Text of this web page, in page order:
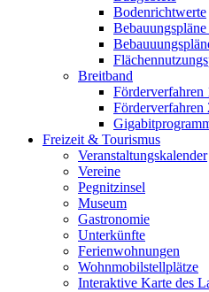
Bodenrichtwerte
Breitband
Förderverfahren
Förderverfahren
Freizeit & Tourismus
Veranstaltungskalender
Vereine
Pegnitzinsel
Museum
Gastronomie
Unterkünfte
Ferienwohnungen
Wohnmobilstellplätze
Interaktive Karte des